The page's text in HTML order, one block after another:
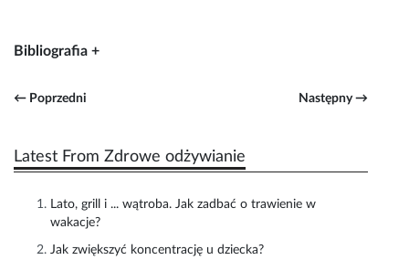
Bibliografia +
← Poprzedni Następny →
Latest From Zdrowe odżywianie
Lato, grill i ... wątroba. Jak zadbać o trawienie w
wakacje?
Jak zwiększyć koncentrację u dziecka?